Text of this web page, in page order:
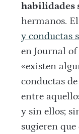
habilidades
hermanos.
y conductas
en Journal
«existen
conductas
entre
y sin ellos;
sugieren